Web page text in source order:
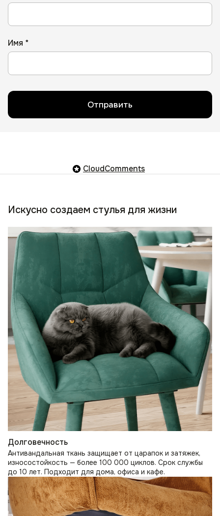
Имя *
Отправить
CloudComments
Искусно создаем стулья для жизни
Долговечность
Антивандальная ткань защищает от царапок и затяжек,
износостойкость — более 100 000 циклов. Срок службы
до 10 лет. Подходит для дома, офиса и кафе.